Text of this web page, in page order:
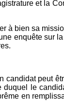
et la
à bien sa
enquête sur
peut
le
en